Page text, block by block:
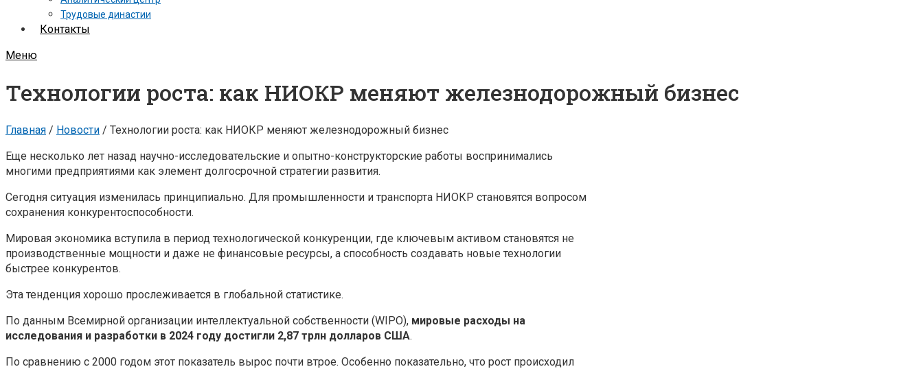
Трудовые династии
Контакты
Меню
Технологии роста: как НИОКР меняют железнодорожный бизнес
Главная / Новости / Технологии роста: как НИОКР меняют железнодорожный бизнес
Еще несколько лет назад научно-исследовательские и опытно-конструкторские работы воспринимались
многими предприятиями как элемент долгосрочной стратегии развития.
Сегодня ситуация изменилась принципиально. Для промышленности и транспорта НИОКР становятся вопросом
сохранения конкурентоспособности.
Мировая экономика вступила в период технологической конкуренции, где ключевым активом становятся не
производственные мощности и даже не финансовые ресурсы, а способность создавать новые технологии
быстрее конкурентов.
Эта тенденция хорошо прослеживается в глобальной статистике.
По данным Всемирной организации интеллектуальной собственности (WIPO), мировые расходы на
исследования и разработки в 2024 году достигли 2,87 трлн долларов США.
По сравнению с 2000 годом этот показатель вырос почти втрое. Особенно показательно, что рост происходил